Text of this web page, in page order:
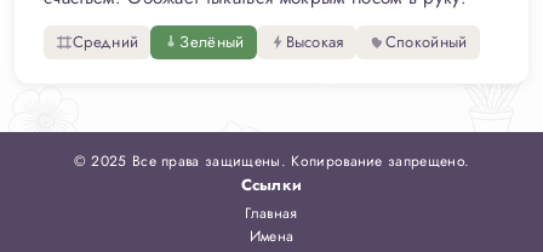
Средний Зелёный Высокая Спокойный
© 2025 Все права защищены. Копирование запрещено.
Ссылки
Главная
Имена